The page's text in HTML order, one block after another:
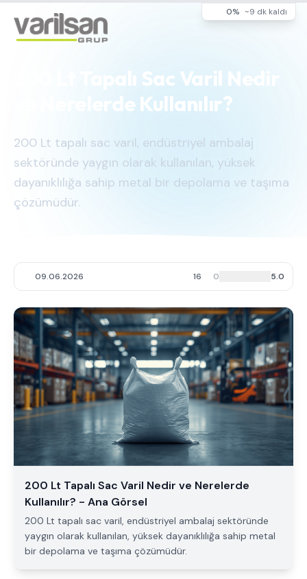
0% ~9 dk kaldı
200 Lt Tapalı Sac Varil Nedir
ve Nerelerde Kullanılır?
200 Lt tapalı sac varil, endüstriyel ambalaj
sektöründe yaygın olarak kullanılan, yüksek
dayanıklılığa sahip metal bir depolama ve taşıma
çözümüdür.
09.06.2026 16 0 5.0
200 Lt Tapalı Sac Varil Nedir ve Nerelerde
Kullanılır? - Ana Görsel
200 Lt tapalı sac varil, endüstriyel ambalaj sektöründe
yaygın olarak kullanılan, yüksek dayanıklılığa sahip metal
bir depolama ve taşıma çözümüdür.